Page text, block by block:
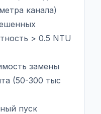
канала)
> 0.5 NTU
замены
(50-300 тыс
пуск